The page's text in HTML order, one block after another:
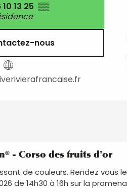
13 25 ▒▒
nous
- Corso des fruits d'or
de couleurs. Rendez vous
de 14h30 à 16h sur la